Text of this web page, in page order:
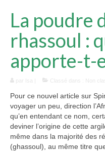
Santé
Sport &
Antioxydant
Défenses
Hypertension
Cholestérol
Beauté
La poudre
rhassoul :
apporte-t-
par Isa Classé dans : Non
Pour ce nouvel article sur
voyager un peu, direction
qu’en entendant ce nom,
deviner l’origine de cette
même dans la majorité des
(ghassoul), au même titre